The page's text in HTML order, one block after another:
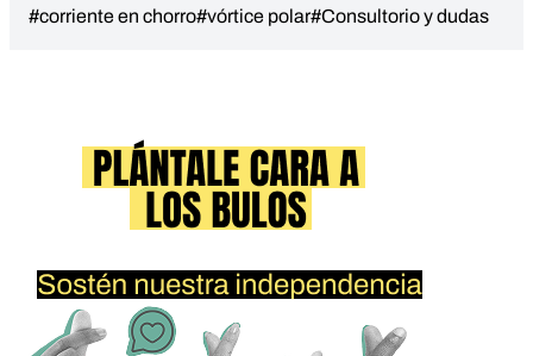
#corriente en chorro#vórtice polar#Consultorio y dudas